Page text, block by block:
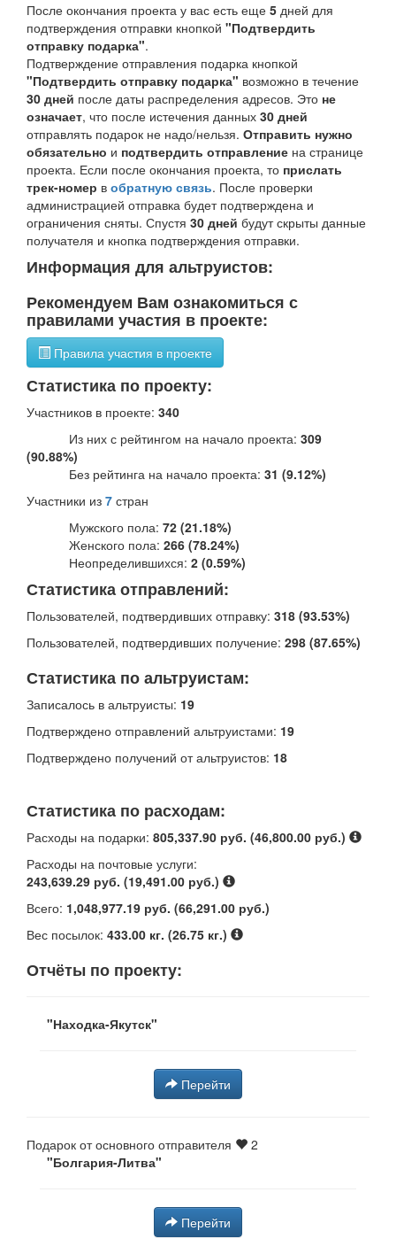
После окончания проекта у вас есть еще 5 дней для
подтверждения отправки кнопкой "Подтвердить
отправку подарка".
Подтверждение отправления подарка кнопкой
"Подтвердить отправку подарка" возможно в течение
30 дней после даты распределения адресов. Это не
означает, что после истечения данных 30 дней
отправлять подарок не надо/нельзя. Отправить нужно
обязательно и подтвердить отправление на странице
проекта. Если после окончания проекта, то прислать
трек-номер в обратную связь. После проверки
администрацией отправка будет подтверждена и
ограничения сняты. Спустя 30 дней будут скрыты данные
получателя и кнопка подтверждения отправки.
Информация для альтруистов:
Рекомендуем Вам ознакомиться с
правилами участия в проекте:
Правила участия в проекте
Статистика по проекту:
Участников в проекте: 340
Из них с рейтингом на начало проекта: 309
(90.88%)
Без рейтинга на начало проекта: 31 (9.12%)
Участники из 7 стран
Мужского пола: 72 (21.18%)
Женского пола: 266 (78.24%)
Неопределившихся: 2 (0.59%)
Статистика отправлений:
Пользователей, подтвердивших отправку: 318 (93.53%)
Пользователей, подтвердивших получение: 298 (87.65%)
Статистика по альтруистам:
Записалось в альтруисты: 19
Подтверждено отправлений альтруистами: 19
Подтверждено получений от альтруистов: 18
Статистика по расходам:
Расходы на подарки: 805,337.90 руб. (46,800.00 руб.)
Расходы на почтовые услуги:
243,639.29 руб. (19,491.00 руб.)
Всего: 1,048,977.19 руб. (66,291.00 руб.)
Вес посылок: 433.00 кг. (26.75 кг.)
Отчёты по проекту:
"Находка-Якутск"
Перейти
Подарок от основного отправителя
2
"Болгария-Литва"
Перейти